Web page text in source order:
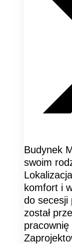
Budynek
swoim
komfort i
do secesji
został
pracownię